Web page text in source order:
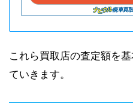
これら買取店の査定額を
ていきます。